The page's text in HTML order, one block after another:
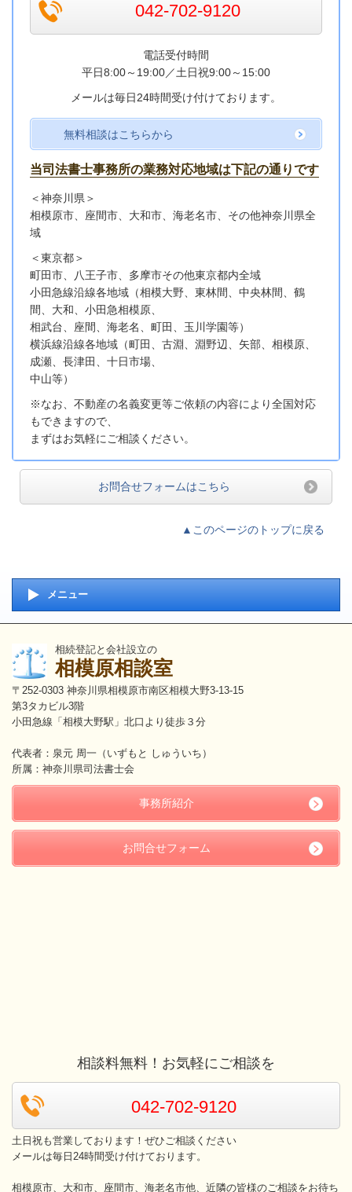
042-702-9120
電話受付時間
平日8:00～19:00／土日祝9:00～15:00
メールは毎日24時間受け付けております。
無料相談はこちらから
当司法書士事務所の業務対応地域は下記の通りです
＜神奈川県＞
相模原市、座間市、大和市、海老名市、その他神奈川県全
域
＜東京都＞
町田市、八王子市、多摩市その他東京都内全域
小田急線沿線各地域 （相模大野、東林間、中央林間、鶴
間、大和、小田急相模原、
相武台、座間、海老名、町田、玉川学園等）
横浜線沿線各地域（町田、古淵、淵野辺、矢部、相模原、
成瀬、長津田、十日市場、
中山等）
※なお、不動産の名義変更等ご依頼の内容により全国対応
もできますので、
まずはお気軽にご相談ください。
お問合せフォームはこちら
▲このページのトップに戻る
メニュー
相続登記と会社設立の
相模原相談室
〒252-0303 神奈川県相模原市南区相模大野3-13-15
第3タカビル3階
小田急線「相模大野駅」北口より徒歩３分
代表者：泉元 周一（いずもと しゅういち）
所属：神奈川県司法書士会
事務所紹介
お問合せフォーム
相談料無料！お気軽にご相談を
042-702-9120
土日祝も営業しております！ぜひご相談ください
メールは毎日24時間受け付けております。
相模原市、大和市、座間市、海老名市他、近隣の皆様のご相談をお待ち